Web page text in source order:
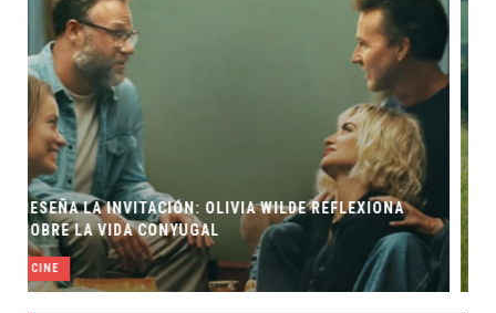
REFLEXIONA
EL LIVE-ACTION DE ZELDA ELIGE A SU
CINE